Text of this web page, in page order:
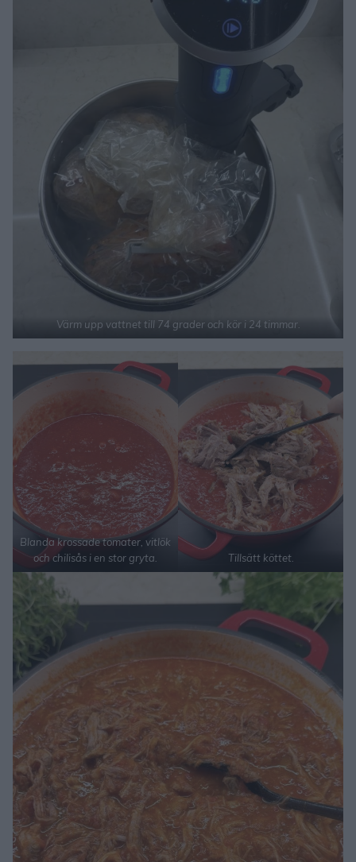
Värm upp vattnet till 74 grader och kör i 24 timmar.
Blanda krossade tomater, vitlök
och chilisås i en stor gryta.
Tillsätt köttet.